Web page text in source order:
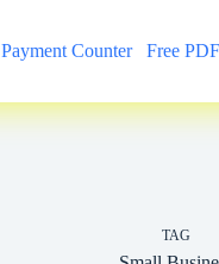
Payment Counter Free
TAG